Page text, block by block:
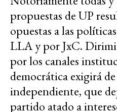
propuestas de UP
opuestas a las
LLA y por JxC.
por los canales
democrática exigirá
independiente, que
partido atado a